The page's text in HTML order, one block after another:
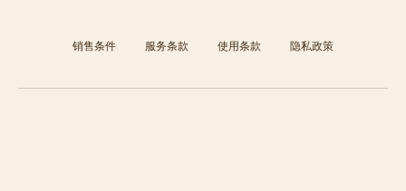
销售条件 服务条款 使用条款 隐私政策